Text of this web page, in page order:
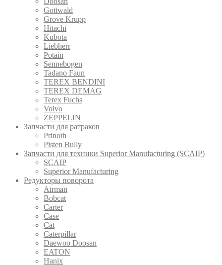
Gottwald
Grove Krupp
Hitachi
Kubota
Liebherr
Potain
Sennebogen
Tadano Faun
TEREX BENDINI
TEREX DEMAG
Terex Fuchs
Volvo
ZEPPELIN
Запчасти для ратраков
Prinoth
Pistеn Вully
Запчасти для техники Superior Manufacturing (SCAIP)
SCAIP
Superior Manufacturing
Редукторы поворота
Airman
Bobcat
Carter
Case
Cat
Caterpillar
Daewoo Doosan
EATON
Hanix